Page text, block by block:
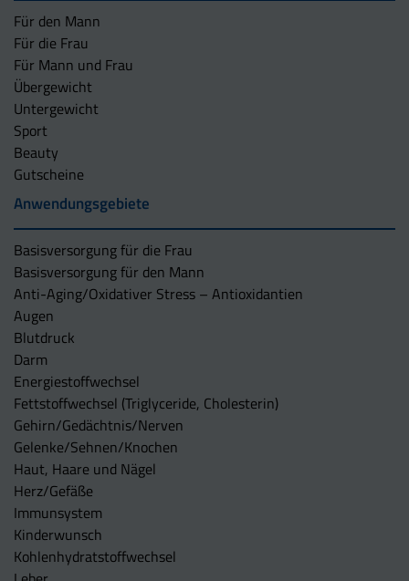
Für den Mann
Für die Frau
Für Mann und Frau
Übergewicht
Untergewicht
Sport
Beauty
Gutscheine
Anwendungsgebiete
Basisversorgung für die Frau
Basisversorgung für den Mann
Anti-Aging/Oxidativer Stress – Antioxidantien
Augen
Blutdruck
Darm
Energiestoffwechsel
Fettstoffwechsel (Triglyceride, Cholesterin)
Gehirn/Gedächtnis/Nerven
Gelenke/Sehnen/Knochen
Haut, Haare und Nägel
Herz/Gefäße
Immunsystem
Kinderwunsch
Kohlenhydratstoffwechsel